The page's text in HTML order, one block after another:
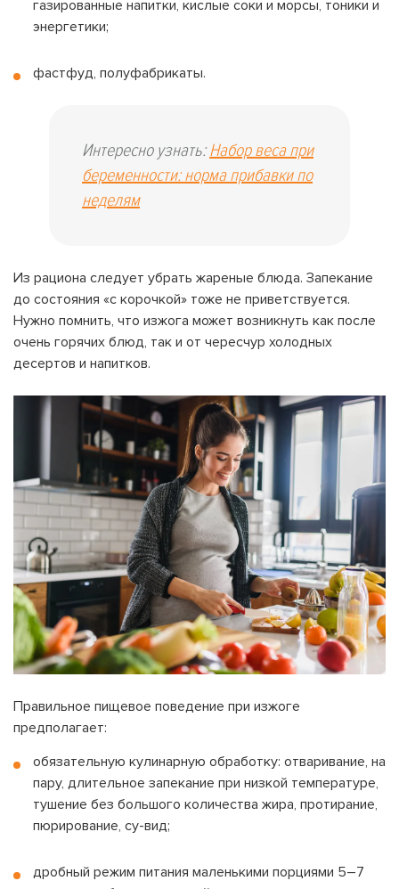
газированные напитки, кислые соки и морсы, тоники и
энергетики;
фастфуд, полуфабрикаты.
Интересно узнать: Набор веса при
беременности: норма прибавки по
неделям
Из рациона следует убрать жареные блюда. Запекание
до состояния «с корочкой» тоже не приветствуется.
Нужно помнить, что изжога может возникнуть как после
очень горячих блюд, так и от чересчур холодных
десертов и напитков.
Правильное пищевое поведение при изжоге
предполагает:
обязательную кулинарную обработку: отваривание, на
пару, длительное запекание при низкой температуре,
тушение без большого количества жира, протирание,
пюрирование, су-вид;
дробный режим питания маленькими порциями 5–7